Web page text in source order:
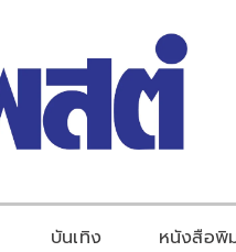
บันเทิง หนังสือพิ